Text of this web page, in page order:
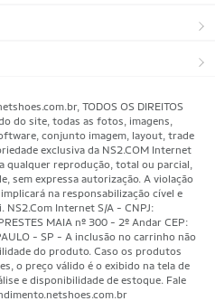
TODOS OS DIREITOS
do site, todas as fotos, imagens,
conjunto imagem, layout, trade
exclusiva da NS2.COM Internet
qualquer reprodução, total ou parcial,
sem expressa autorização. A violação
na responsabilização cível e
NS2.Com Internet S/A - CNPJ:
MAIA nº 300 - 2º Andar CEP:
- SP - A inclusão no carrinho não
do produto. Caso os produtos
o preço válido é o exibido na tela de
e disponibilidade de estoque. Fale